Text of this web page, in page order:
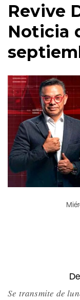
Revive
Noticia
Se transmite de